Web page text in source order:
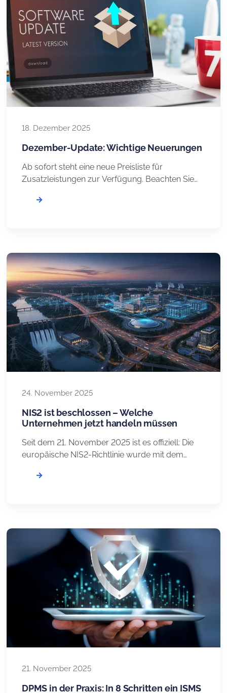
steigender Erwartung nach Effizienz […]
18. Dezember 2025
Dezember-Update: Wichtige Neuerungen
Ab sofort steht eine neue Preisliste für
Zusatzleistungen zur Verfügung. Beachten Sie
den Jahren. Wir sind jetzt auf LinkedIn und
erbringen, wie beispielsweise das Versenden von
2FA-Codes bei Verlust, nun in einer
übersichtlichen Preisliste. Diese […]
24. November 2025
NIS2 ist beschlossen – Welche
Unternehmen jetzt handeln müssen
Seit dem 21. November 2025 ist es offiziell: Die
europäische NIS2-Richtlinie wurde mit dem
im Fokus steht die vollständige Neufassung des
auch kleinere Organisationen betroffen sind, die
bislang nicht im Fokus der […]
21. November 2025
DPMS in der Praxis: In 8 Schritten ein ISMS